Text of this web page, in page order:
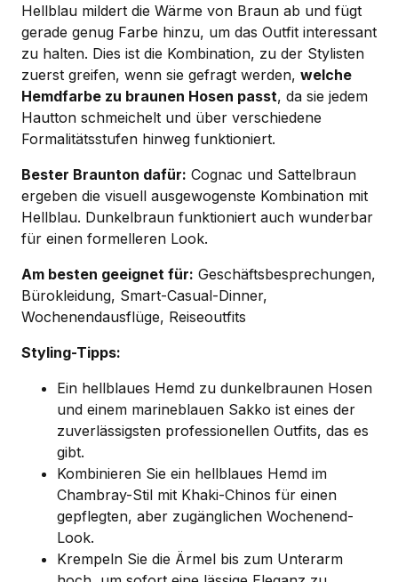
Hellblau mildert die Wärme von Braun ab und fügt
gerade genug Farbe hinzu, um das Outfit interessant
zu halten. Dies ist die Kombination, zu der Stylisten
zuerst greifen, wenn sie gefragt werden, welche
Hemdfarbe zu braunen Hosen passt, da sie jedem
Hautton schmeichelt und über verschiedene
Formalitätsstufen hinweg funktioniert.
Bester Braunton dafür: Cognac und Sattelbraun
ergeben die visuell ausgewogenste Kombination mit
Hellblau. Dunkelbraun funktioniert auch wunderbar
für einen formelleren Look.
Am besten geeignet für: Geschäftsbesprechungen,
Bürokleidung, Smart-Casual-Dinner,
Wochenendausflüge, Reiseoutfits
Styling-Tipps:
Ein hellblaues Hemd zu dunkelbraunen Hosen
und einem marineblauen Sakko ist eines der
zuverlässigsten professionellen Outfits, das es
gibt.
Kombinieren Sie ein hellblaues Hemd im
Chambray-Stil mit Khaki-Chinos für einen
gepflegten, aber zugänglichen Wochenend-
Look.
Krempeln Sie die Ärmel bis zum Unterarm